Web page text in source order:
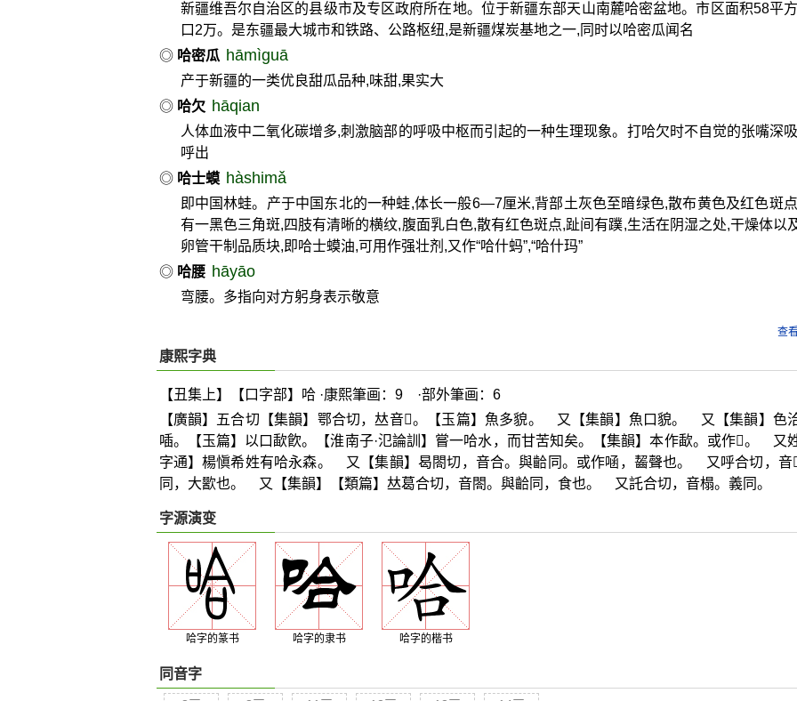
新疆维吾尔自治区的县级市及专区政府所在地。位于新疆东部天山南麓哈密盆地。市区面积58平
口2万。是东疆最大城市和铁路、公路枢纽,是新疆煤炭基地之一,同时以哈密瓜闻名
◎ 哈密瓜 hāmìguā
产于新疆的一类优良甜瓜品种,味甜,果实大
◎ 哈欠 hāqian
人体血液中二氧化碳增多,刺激脑部的呼吸中枢而引起的一种生理现象。打哈欠时不自觉的张嘴深
呼出
◎ 哈士蟆 hàshimǎ
即中国林蛙。产于中国东北的一种蛙,体长一般6—7厘米,背部土灰色至暗绿色,散布黄色及红色斑
有一黑色三角斑,四肢有清晰的横纹,腹面乳白色,散有红色斑点,趾间有蹼,生活在阴湿之处,干燥体以
卵管干制品质块,即哈士蟆油,可用作强壮剂,又作“哈什蚂”,“哈什玛”
◎ 哈腰 hāyāo
弯腰。多指向对方躬身表示敬意
查
康熙字典
【丑集上】【口字部】哈 ·康熙筆画：9 ·部外筆画：6
【廣韻】五合切【集韻】鄂合切，𠀤音𡀾。【玉篇】魚多貌。 又【集韻】魚口貌。 又【集韻】色
喢。【玉篇】以口歃飮。【淮南子·氾論訓】嘗一哈水，而甘苦知矣。【集韻】本作歃。或作𣣨。 又
字通】楊愼希姓有哈永森。 又【集韻】曷閤切，音合。與𪘁 同。或作㖤 ，齧聲也。 又呼合切，音
同，大歠也。 又【集韻】【類篇】 𠀤葛合切，音閤。與𪘁同，食也。 又託合切，音榻。義同。
字源演变
哈字的篆书 哈字的隶书 哈字的楷书
同音字